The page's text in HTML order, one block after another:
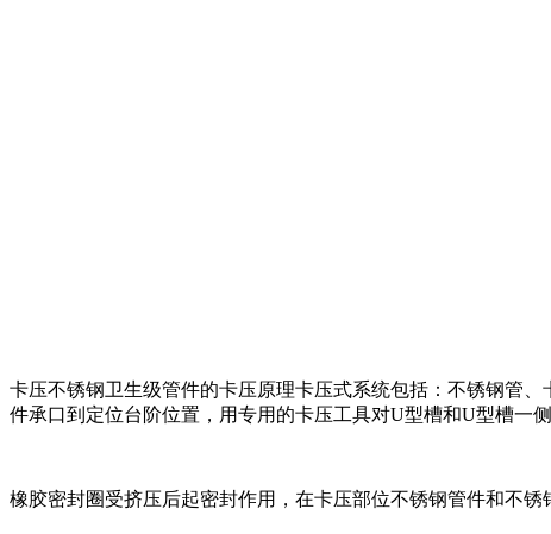
卡压不锈钢卫生级管件的卡压原理卡压式系统包括：不锈钢管
件承口到定位台阶位置，用专用的卡压工具对U型槽和U型槽一
橡胶密封圈受挤压后起密封作用，在卡压部位不锈钢管件和不